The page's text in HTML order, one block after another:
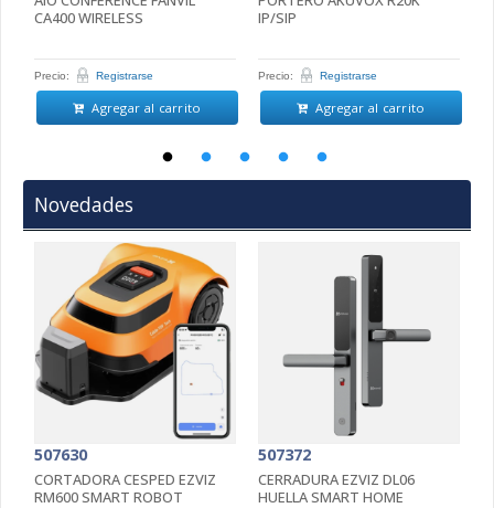
CA400 WIRELESS
Precio: Registrarse
Agregar al carrito
IP/SIP
Precio: Registrarse
Agregar al carrito
Novedades
507630
CORTADORA CESPED EZVIZ
RM600 SMART ROBOT
507372
CERRADURA EZVIZ DL06
HUELLA SMART HOME